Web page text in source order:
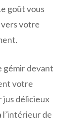
goût vous
votre
gémir devant
votre
jus délicieux
l’intérieur de